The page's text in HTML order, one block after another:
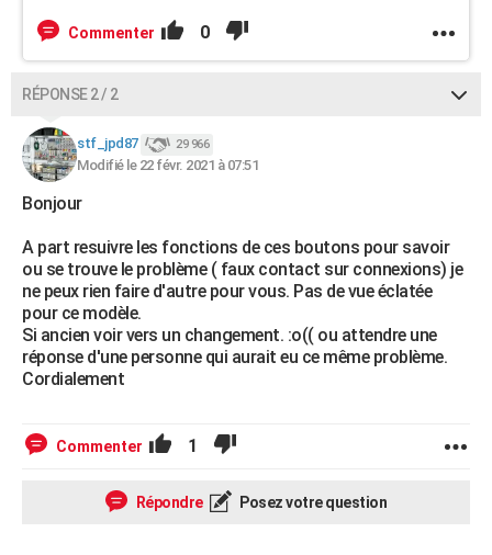
Commenter 0
RÉPONSE 2 / 2
stf_jpd87 29 966
Modifié le 22 févr. 2021 à 07:51
Bonjour
A part resuivre les fonctions de ces boutons pour savoir
ou se trouve le problème ( faux contact sur connexions) je
ne peux rien faire d'autre pour vous. Pas de vue éclatée
pour ce modèle.
Si ancien voir vers un changement. :o(( ou attendre une
réponse d'une personne qui aurait eu ce même problème.
Cordialement
Commenter 1
Répondre Posez votre question